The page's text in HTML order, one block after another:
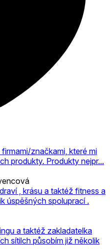
značkami, které mi
produkty. Produkty nejpr...
, krásu a taktéž fitness a
úspěšných spoluprací .
a taktéž zakladatelka
sítilch působím již několik